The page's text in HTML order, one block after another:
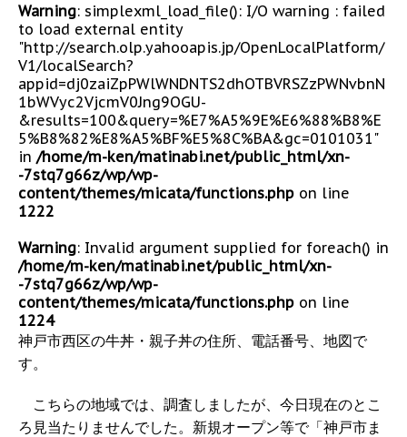
Warning: simplexml_load_file(): I/O warning : failed
to load external entity
"http://search.olp.yahooapis.jp/OpenLocalPlatform/
V1/localSearch?
appid=dj0zaiZpPWlWNDNTS2dhOTBVRSZzPWNvbnN
1bWVyc2VjcmV0Jng9OGU-
&results=100&query=%E7%A5%9E%E6%88%B8%E
5%B8%82%E8%A5%BF%E5%8C%BA&gc=0101031"
in /home/m-ken/matinabi.net/public_html/xn-
-7stq7g66z/wp/wp-
content/themes/micata/functions.php on line
1222
Warning: Invalid argument supplied for foreach() in
/home/m-ken/matinabi.net/public_html/xn-
-7stq7g66z/wp/wp-
content/themes/micata/functions.php on line
1224
神戸市西区の牛丼・親子丼の住所、電話番号、地図で
す。
こちらの地域では、調査しましたが、今日現在のとこ
ろ見当たりませんでした。新規オープン等で「神戸市ま